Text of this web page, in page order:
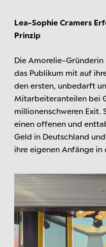
Lea-Sophie Cramers
Prinzip
Die Amorelie-
das Publikum mit auf
den ersten, unbedarft
Mitarbeiteranteilen bei
millionenschweren Exit.
einen offenen und
Geld in Deutschland
ihre eigenen Anfänge in